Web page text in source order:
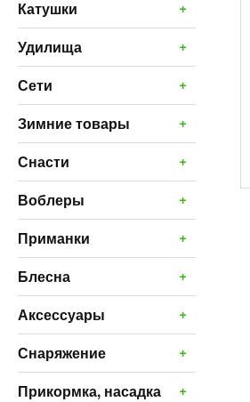
+
Катушки
+
Удилища
+
Сети
+
Зимние товары
+
Снасти
+
Воблеры
+
Приманки
+
Блесна
+
Аксессуары
+
Снаряжение
+
Прикормка, насадка